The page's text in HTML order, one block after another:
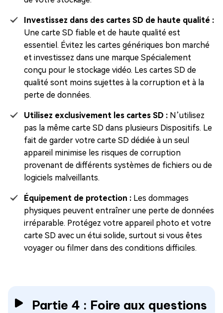
Investissez dans des cartes SD de haute qualité :
Une carte SD fiable et de haute qualité est
essentiel. Évitez les cartes génériques bon marché
et investissez dans une marque Spécialement
conçu pour le stockage vidéo. Les cartes SD de
qualité sont moins sujettes à la corruption et à la
perte de données.
Utilisez exclusivement les cartes SD : N’utilisez
pas la même carte SD dans plusieurs Dispositifs. Le
fait de garder votre carte SD dédiée à un seul
appareil minimise les risques de corruption
provenant de différents systèmes de fichiers ou de
logiciels malveillants.
Équipement de protection : Les dommages
physiques peuvent entraîner une perte de données
irréparable. Protégez votre appareil photo et votre
carte SD avec un étui solide, surtout si vous êtes
voyager ou filmer dans des conditions difficiles.
Partie 4 : Foire aux questions